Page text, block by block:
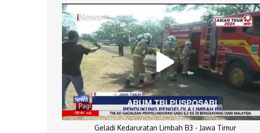
Geladi Kedaruratan Limbah B3 - Jawa Timur